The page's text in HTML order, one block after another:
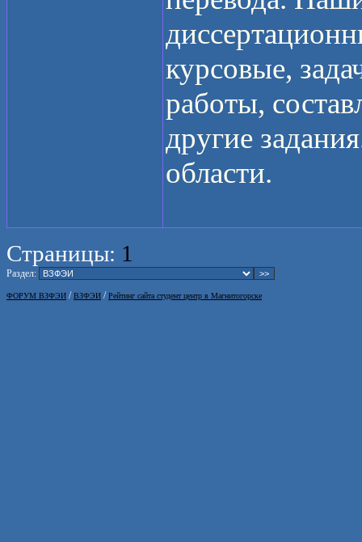
курсовые,
работы,
другие
области.
Страницы: 1
Раздел:
ФОРУМ ВЗФЭИ /ВЗФЭИ /Рейтинг сайта студент центр в Магнитогорске